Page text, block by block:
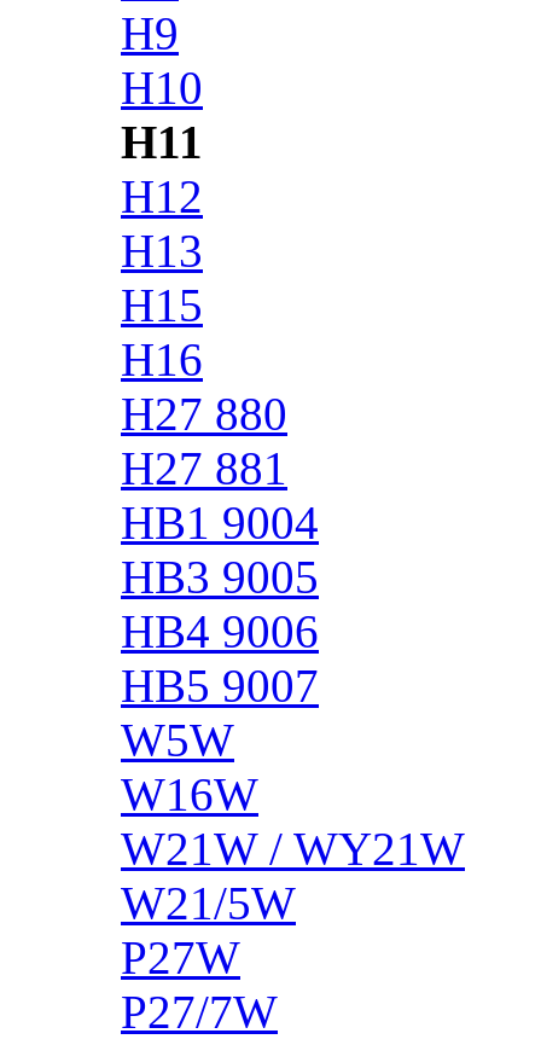
H9
H10
H11
H12
H13
H15
H16
H27 880
H27 881
HB1 9004
HB3 9005
HB4 9006
HB5 9007
W5W
W16W
W21W / WY21W
W21/5W
P27W
P27/7W